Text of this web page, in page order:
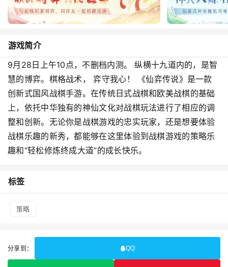
游戏简介
9月28日上午10点，不删档内测。 纵横十九道内的，是智
慧的博弈。棋格战术， 弈守我心！ 《仙弈传说》是一款
创新式国风战棋手游。在传统日式战棋和欧美战棋的基础
上，依托中华独有的神仙文化对战棋玩法进行了相应的调
整和创新。无论你是战棋游戏的忠实玩家，还是想要体验
战棋乐趣的新秀，都能够在这里体验到战棋游戏的策略乐
趣和“轻松修炼终成大道”的成长快乐。
标签
策略
分享到： QQ